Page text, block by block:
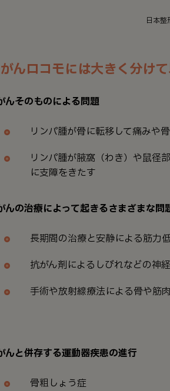
日本
がんロコモには大きく分け
そのものによる問題
リンパ腫が骨に転移して痛みや
リンパ腫が腋窩（わき）や鼠径
に支障をきたす
の治療によって起きるさまざまな問
長期間の治療と安静による筋力
抗がん剤によるしびれなどの神
手術や放射線療法による骨や筋
と併存する運動器疾患の進行
骨粗しょう症